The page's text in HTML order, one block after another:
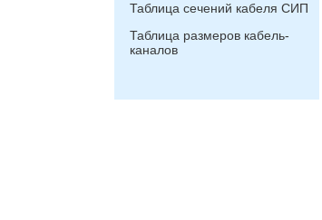
Таблица сечений кабеля СИП
Таблица размеров кабель-
каналов